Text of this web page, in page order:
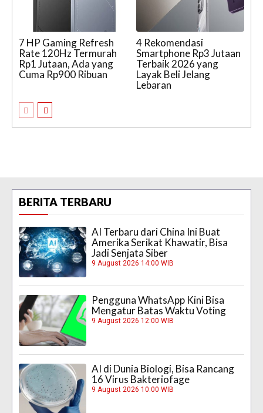
7 HP Gaming Refresh
Rate 120Hz Termurah
Rp1 Jutaan, Ada yang
Cuma Rp900 Ribuan
4 Rekomendasi
Smartphone Rp3 Jutaan
Terbaik 2026 yang
Layak Beli Jelang
Lebaran
BERITA TERBARU
AI Terbaru dari China Ini Buat
Amerika Serikat Khawatir, Bisa
Jadi Senjata Siber
9 August 2026 14:00 WIB
Pengguna WhatsApp Kini Bisa
Mengatur Batas Waktu Voting
9 August 2026 12:00 WIB
AI di Dunia Biologi, Bisa Rancang
16 Virus Bakteriofage
9 August 2026 10:00 WIB